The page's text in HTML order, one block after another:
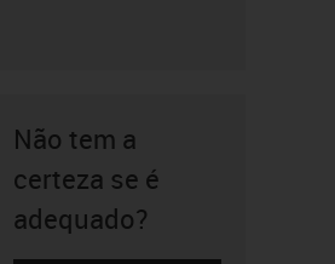
Não tem a
certeza se é
adequado?